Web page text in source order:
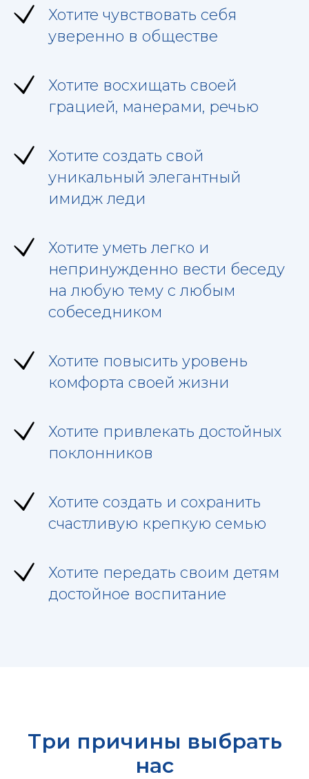
Хотите чувствовать себя
уверенно в обществе
Хотите восхищать своей
грацией, манерами, речью
Хотите создать свой
уникальный элегантный
имидж леди
Хотите уметь легко и
непринужденно вести беседу
на любую тему с любым
собеседником
Хотите повысить уровень
комфорта своей жизни
Хотите привлекать достойных
поклонников
Хотите создать и сохранить
счастливую крепкую семью
Хотите передать своим детям
достойное воспитание
Три причины выбрать
нас